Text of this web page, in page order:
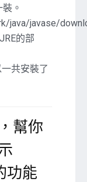
。
java/javase/
的部
共安裝了
幫你
功能